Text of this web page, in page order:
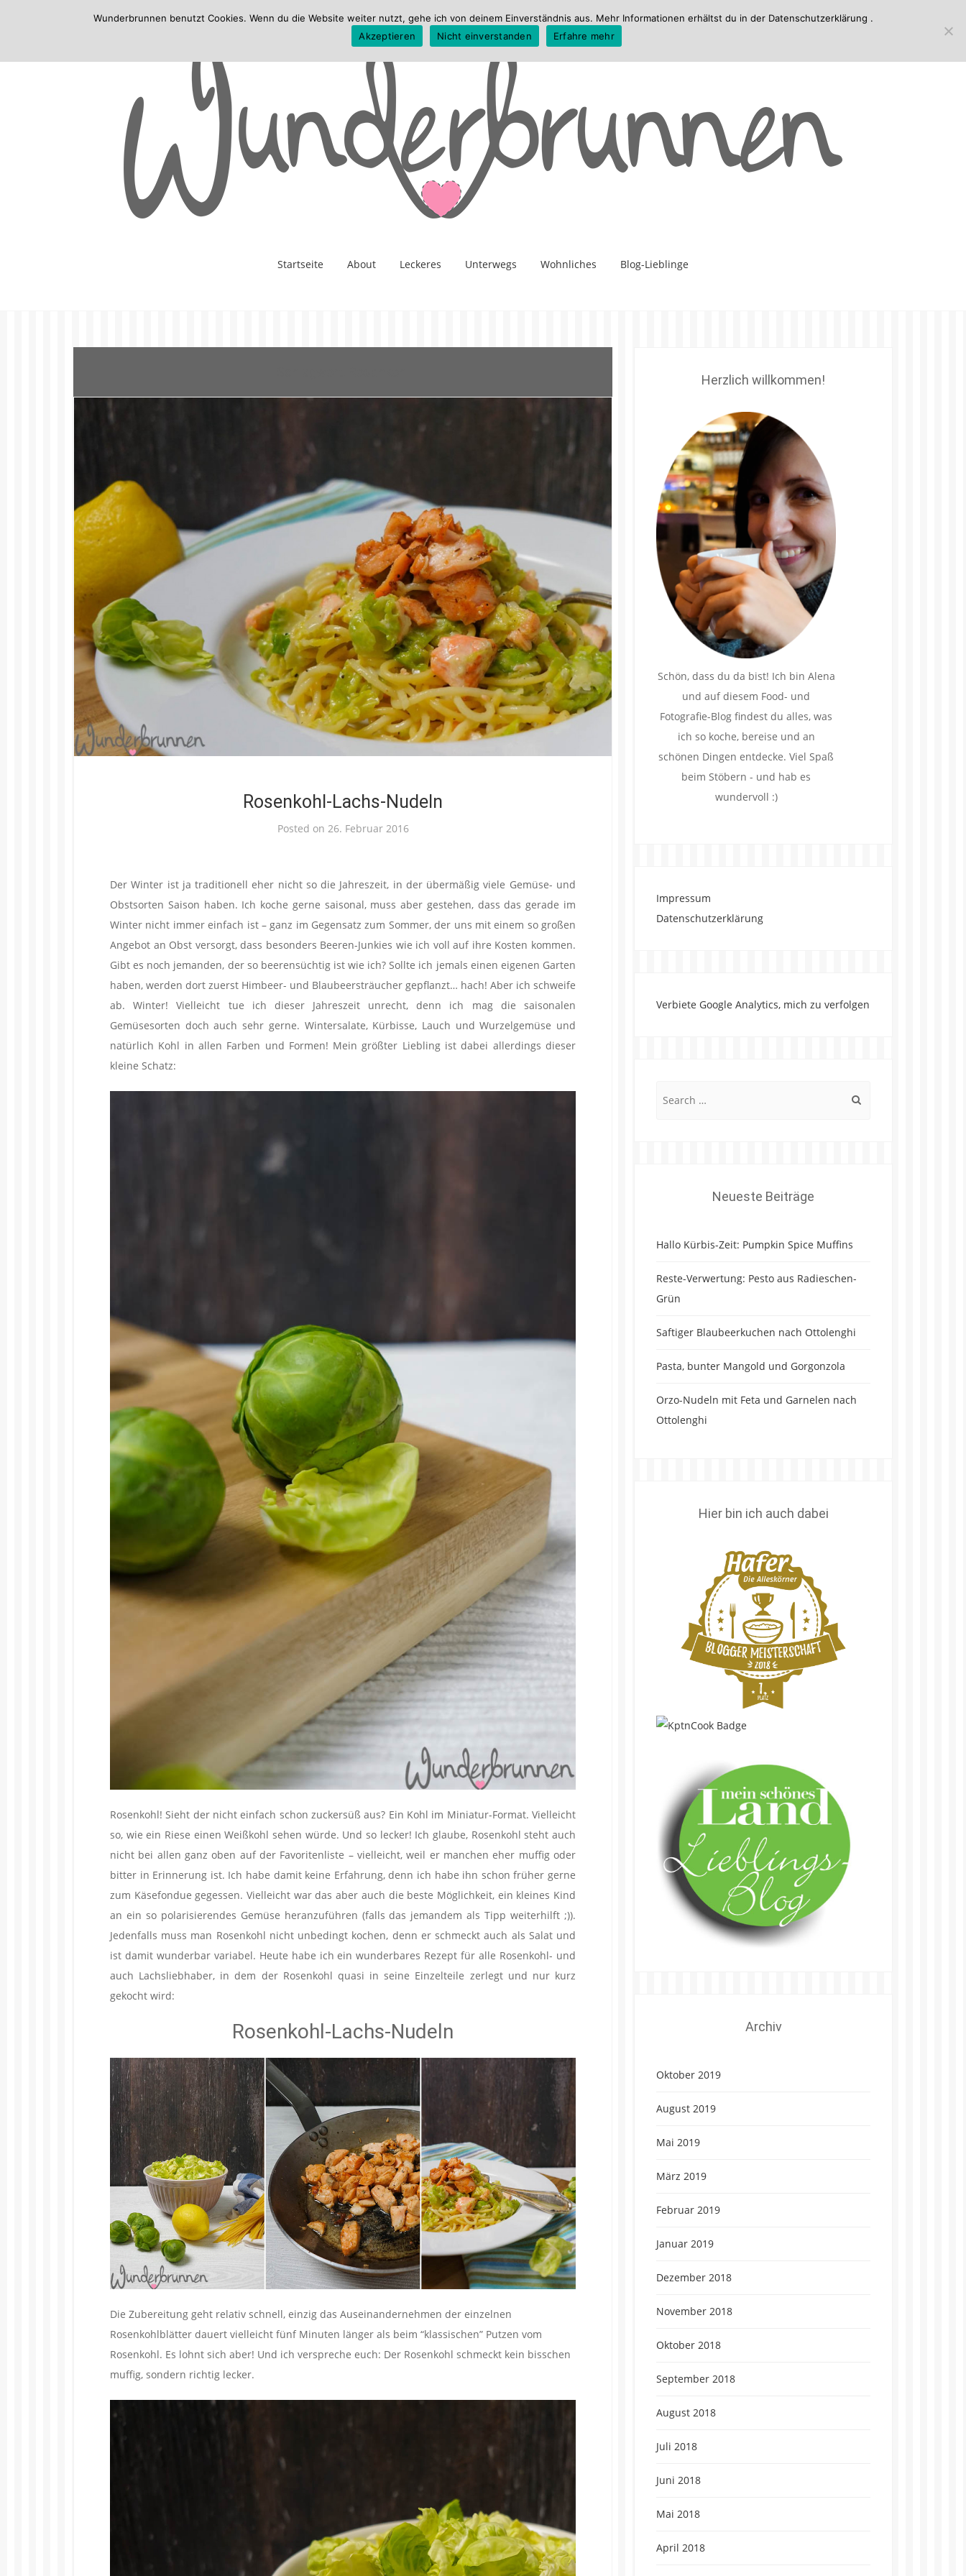
Startseite About Leckeres Unterwegs Wohnliches Blog-Lieblinge
Rosenkohl-Lachs-Nudeln
Posted on 26. Februar 2016
Der Winter ist ja traditionell eher nicht so die Jahreszeit, in der übermäßig viele Gemüse- und
Obstsorten Saison haben. Ich koche gerne saisonal, muss aber gestehen, dass das gerade im
Winter nicht immer einfach ist – ganz im Gegensatz zum Sommer, der uns mit einem so großen
Angebot an Obst versorgt, dass besonders Beeren-Junkies wie ich voll auf ihre Kosten kommen.
Gibt es noch jemanden, der so beerensüchtig ist wie ich? Sollte ich jemals einen eigenen Garten
haben, werden dort zuerst Himbeer- und Blaubeersträucher gepflanzt… hach! Aber ich schweife
ab. Winter! Vielleicht tue ich dieser Jahreszeit unrecht, denn ich mag die saisonalen
Gemüsesorten doch auch sehr gerne. Wintersalate, Kürbisse, Lauch und Wurzelgemüse und
natürlich Kohl in allen Farben und Formen! Mein größter Liebling ist dabei allerdings dieser
kleine Schatz:
Rosenkohl! Sieht der nicht einfach schon zuckersüß aus? Ein Kohl im Miniatur-Format. Vielleicht
so, wie ein Riese einen Weißkohl sehen würde. Und so lecker! Ich glaube, Rosenkohl steht auch
nicht bei allen ganz oben auf der Favoritenliste – vielleicht, weil er manchen eher muffig oder
bitter in Erinnerung ist. Ich habe damit keine Erfahrung, denn ich habe ihn schon früher gerne
zum Käsefondue gegessen. Vielleicht war das aber auch die beste Möglichkeit, ein kleines Kind
an ein so polarisierendes Gemüse heranzuführen (falls das jemandem als Tipp weiterhilft ;)).
Jedenfalls muss man Rosenkohl nicht unbedingt kochen, denn er schmeckt auch als Salat und
ist damit wunderbar variabel. Heute habe ich ein wunderbares Rezept für alle Rosenkohl- und
auch Lachsliebhaber, in dem der Rosenkohl quasi in seine Einzelteile zerlegt und nur kurz
gekocht wird:
Rosenkohl-Lachs-Nudeln
Die Zubereitung geht relativ schnell, einzig das Auseinandernehmen der einzelnen
Rosenkohlblätter dauert vielleicht fünf Minuten länger als beim “klassischen” Putzen vom
Rosenkohl. Es lohnt sich aber! Und ich verspreche euch: Der Rosenkohl schmeckt kein bisschen
muffig, sondern richtig lecker.
Herzlich willkommen!
Schön, dass du da bist! Ich bin Alena
und auf diesem Food- und
Fotografie-Blog findest du alles, was
ich so koche, bereise und an
schönen Dingen entdecke. Viel Spaß
beim Stöbern - und hab es
wundervoll :)
Impressum
Datenschutzerklärung
Verbiete Google Analytics, mich zu verfolgen
Neueste Beiträge
Hallo Kürbis-Zeit: Pumpkin Spice Muffins
Reste-Verwertung: Pesto aus Radieschen-
Grün
Saftiger Blaubeerkuchen nach Ottolenghi
Pasta, bunter Mangold und Gorgonzola
Orzo-Nudeln mit Feta und Garnelen nach
Ottolenghi
Hier bin ich auch dabei
Archiv
Oktober 2019
August 2019
Mai 2019
März 2019
Februar 2019
Januar 2019
Dezember 2018
November 2018
Oktober 2018
September 2018
August 2018
Juli 2018
Juni 2018
Mai 2018
April 2018
Wunderbrunnen benutzt Cookies. Wenn du die Website weiter nutzt, gehe ich von deinem Einverständnis aus. Mehr Informationen erhältst du in der Datenschutzerklärung .
Akzeptieren
Nicht einverstanden Erfahre mehr